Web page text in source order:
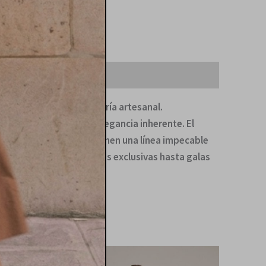
silencioso y la maestría artesanal.
excepcional y una elegancia inherente. El
y el corte preciso definen una línea impecable
desde recepciones exclusivas hasta galas